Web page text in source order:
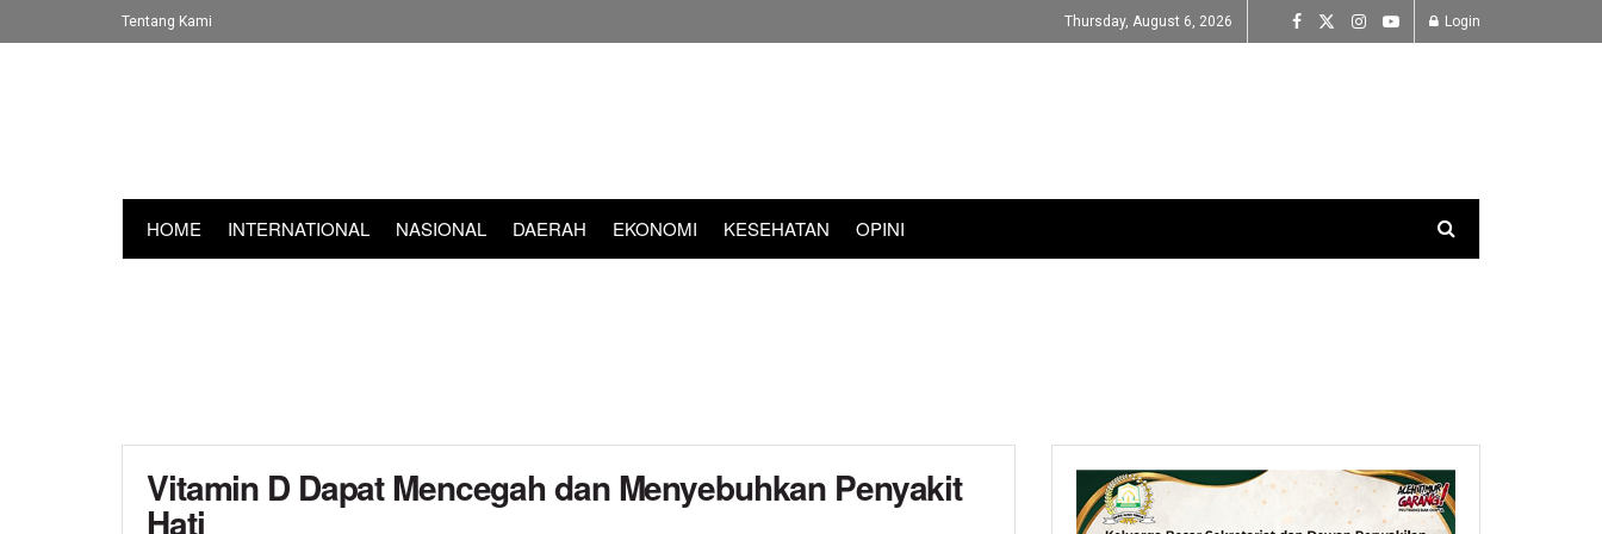
Tentang Kami Thursday, August 6, 2026 Login
HOME INTERNATIONAL NASIONAL DAERAH EKONOMI KESEHATAN OPINI
Vitamin D Dapat Mencegah dan Menyebuhkan Penyakit
Hati